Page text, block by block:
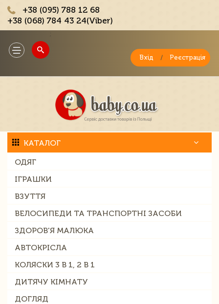
+38 (095) 788 12 68
+38 (068) 784 43 24(Viber)
Toggle
navigation
Вхід / Реєстрація
КАТАЛОГ
ОДЯГ
ІГРАШКИ
ВЗУТТЯ
ВЕЛОСИПЕДИ ТА ТРАНСПОРТНІ ЗАСОБИ
ЗДОРОВ'Я МАЛЮКА
АВТОКРІСЛА
КОЛЯСКИ 3 В 1, 2 В 1
ДИТЯЧУ КІМНАТУ
ДОГЛЯД